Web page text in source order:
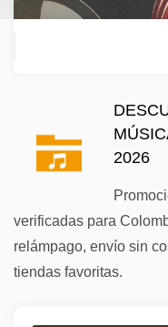
2026
verificadas para
relámpago, envío sin
tiendas favoritas.